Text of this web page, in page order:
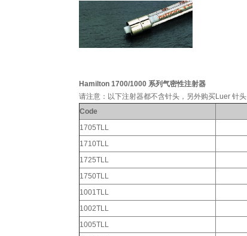
Hamilton 1700/1000 系列气密性注射器
请注意：以下注射器都不含针头，另外购买Luer 针头
Code
1705TLL
1710TLL
1725TLL
1750TLL
1001TLL
1002TLL
1005TLL